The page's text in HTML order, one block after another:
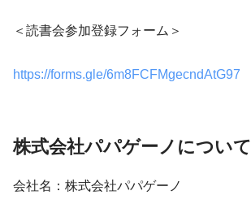
＜読書会参加登録フォーム＞
https://forms.gle/6m8FCFMgecndAtG97
株式会社パパゲーノについて
会社名：株式会社パパゲーノ